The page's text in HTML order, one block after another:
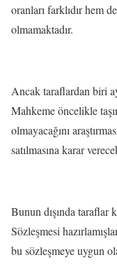
oranları farklıdır hem
olmamaktadır.
Ancak taraflardan biri
Mahkeme öncelikle
olmayacağını
satılmasına karar
Bunun dışında taraflar
Sözleşmesi
bu sözleşmeye uygun